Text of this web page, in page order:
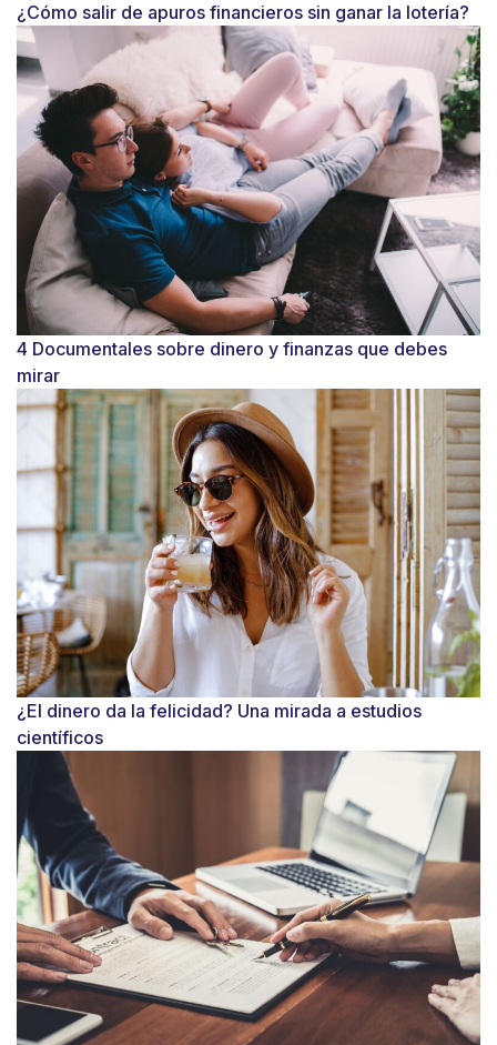
¿Cómo salir de apuros financieros sin ganar la lotería?
4 Documentales sobre dinero y finanzas que debes
mirar
¿El dinero da la felicidad? Una mirada a estudios
científicos